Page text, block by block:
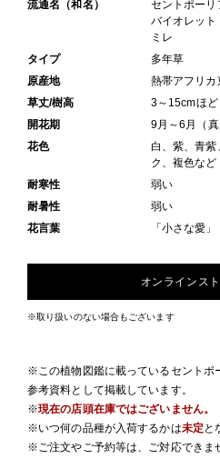
流通名（和名）
セントポー
バイオレッ
ミレ
タイプ
多年草
原産地
熱帯アフリカ
草丈/樹高
3～15cmほど
開花期
9月～6月（真
花色
白、紫、青紫
ク、複色など
耐寒性
弱い
耐暑性
弱い
花言葉
「小さな愛
オンラインス
※取り扱いのない場合もございます
※この植物図鑑に載っているセントポ
参考資料として掲載しています。
※現在の店頭在庫ではございません。
※いつ何の品種が入荷するかは未定と
※ご注文やご予約等は、ご対応できま